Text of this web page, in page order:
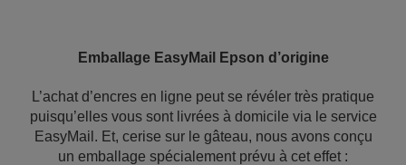
Emballage EasyMail Epson d’origine
L’achat d’encres en ligne peut se révéler très pratique
puisqu’elles vous sont livrées à domicile via le service
EasyMail. Et, cerise sur le gâteau, nous avons conçu
un emballage spécialement prévu à cet effet :